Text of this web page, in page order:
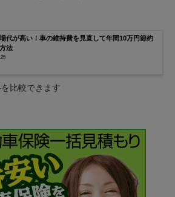
代が高い！車の維持費を見直して年間10万円節約
法
比較できます